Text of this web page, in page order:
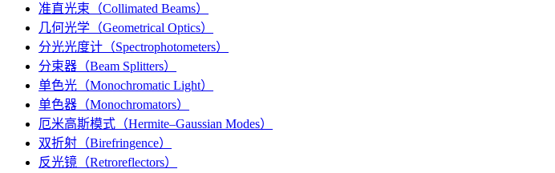
准直光束（Collimated Beams）
几何光学（Geometrical Optics）
分光光度计（Spectrophotometers）
分束器（Beam Splitters）
单色光（Monochromatic Light）
单色器（Monochromators）
厄米高斯模式（Hermite–Gaussian Modes）
双折射（Birefringence）
反光镜（Retroreflectors）